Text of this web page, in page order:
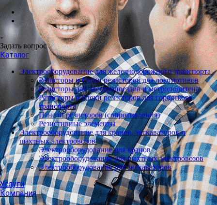
Задать вопрос
Каталог
Электрооборудование для железнодорожного транспорта
Резисторы и блоки резисторов для локомотивов
Резисторы для электропоездов и метрополитена
Резисторы и блоки резисторов для городского
транспорта
Панели резисторов (сопротивления)
Резистивные элементы
Электрооборудование для кранов, экскаваторов и
шахтных электровозов
Электрооборудование для кранов
Электрооборудование для шахтных электровозов
Электрооборудование для экскаваторов
Услуги
Компания